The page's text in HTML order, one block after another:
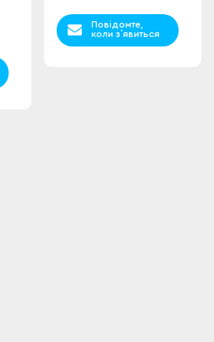
Повідомте,
коли з`явиться